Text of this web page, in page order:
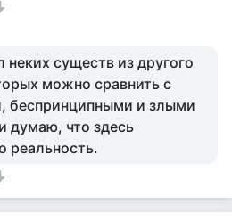
неких существ из другого
можно сравнить с
беспринципными и злыми
думаю, что здесь
реальность.